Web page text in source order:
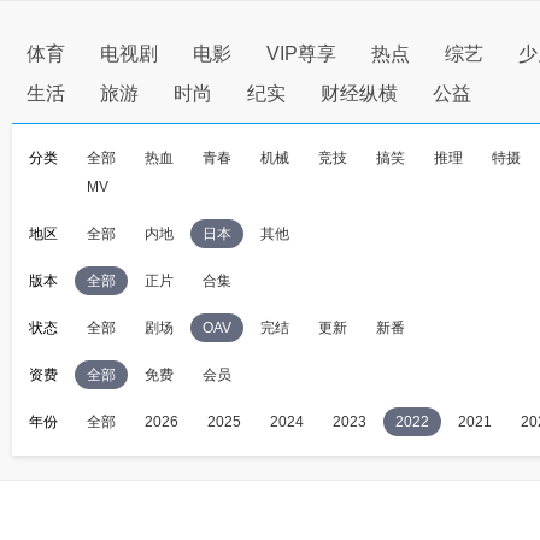
体育 电视剧 电影 VIP尊享 热点 综艺
生活
旅游 时尚 纪实 财经纵横 公益
分类 全部 热血 青春 机械 竞技 搞笑 推理
特摄
MV
地区 全部 内地 日本 其他
版本 全部 正片 合集
状态 全部 剧场 OAV 完结 更新 新番
资费 全部 免费 会员
年份 全部 2026 2025 2024 2023 2022 2021